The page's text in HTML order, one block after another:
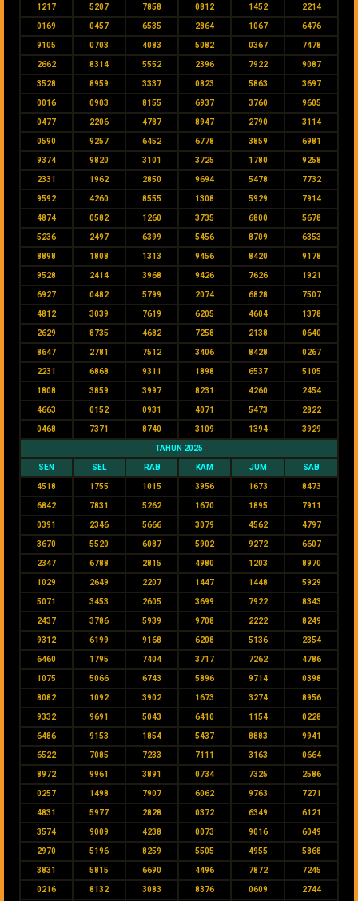
1217 5207 7858 0812 1452 2214
0169 0457 6535 2864 1067 6476
9105 0703 4083 5082 0367 7478
2662 8314 5552 2396 7922 9087
3528 8959 3337 0823 5863 3697
0016 0903 8155 6937 3760 9605
0477 2206 4787 8947 2790 3114
0590 9257 6452 6778 3859 6981
9374 9820 3101 3725 1780 9258
2331 1962 2850 9694 5478 7732
9592 4260 8555 1308 5929 7914
4874 0582 1260 3735 6800 5678
5236 2497 6399 5456 8709 6353
8898 1808 1313 9456 8420 9178
9528 2414 3968 9426 7626 1921
6927 0482 5799 2074 6828 7507
4812 3039 7619 6205 4604 1378
2629 8735 4682 7258 2138 0640
8647 2781 7512 3406 8428 0267
2231 6868 9311 1898 6537 5105
1808 3859 3997 8231 4260 2454
4663 0152 0931 4071 5473 2822
0468 7371 8740 3109 1394 3929
TAHUN 2025
SEN SEL RAB KAM JUM SAB
4518 1755 1015 3956 1673 8473
6842 7831 5262 1670 1895 7911
0391 2346 5666 3079 4562 4797
3670 5520 6087 5902 9272 6607
2347 6788 2815 4980 1203 8970
1029 2649 2207 1447 1448 5929
5071 3453 2605 3699 7922 8343
2437 3786 5939 9708 2222 8249
9312 6199 9168 6208 5136 2354
6460 1795 7404 3717 7262 4786
1075 5066 6743 5896 9714 0398
8082 1092 3902 1673 3274 8956
9332 9691 5043 6410 1154 0228
6486 9153 1854 5437 8883 9941
6522 7085 7233 7111 3163 0664
8972 9961 3891 0734 7325 2586
0257 1498 7907 6062 9763 7271
4831 5977 2828 0372 6349 6121
3574 9009 4238 0073 9016 6049
2970 5196 8259 5505 4955 5868
3831 5815 6690 4496 7872 7245
0216 8132 3083 8376 0609 2744